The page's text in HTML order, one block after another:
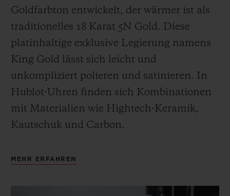
Goldfarbton entwickelt, der wärmer ist als
traditionelles 18 Karat 5N Gold. Diese
platinhaltige exklusive Legierung namens
King Gold lässt sich leicht und
unkompliziert polieren und satinieren. In
Hublot-Uhren finden sich Kombinationen
mit Materialien wie Hightech-Keramik,
Kautschuk und Carbon.
MEHR ERFAHREN